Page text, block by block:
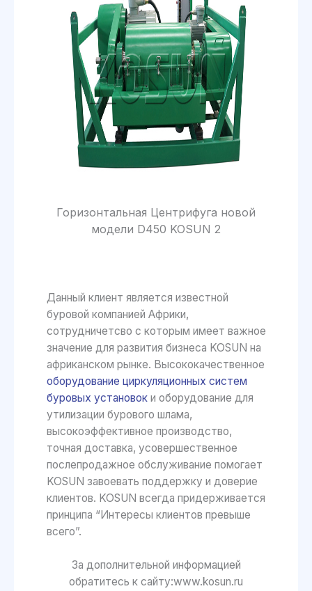
Горизонтальная Центрифуга новой
модели D450 KOSUN 2
Данный клиент является известной
буровой компанией Африки,
сотрудничетсво с которым имеет важное
значение для развития бизнеса KOSUN на
африканском рынке. Высококачественное
оборудование циркуляционных систем
буровых установоки оборудование для
утилизации бурового шлама,
высокоэффективное производство,
точная доставка, усовершественное
послепродажное обслуживание помогает
KOSUN завоевать поддержку и доверие
клиентов. KOSUN всегда придерживается
принципа “Интересы клиентов превыше
всего”.
За дополнительной информацией
обратитесь к сайту:www.kosun.ru